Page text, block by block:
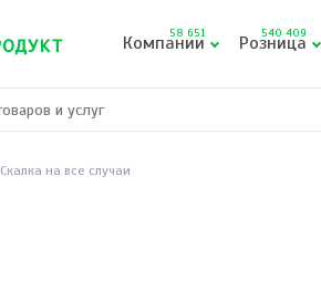
Компании
58 651 Розница
540 409
Скалка на все случаи